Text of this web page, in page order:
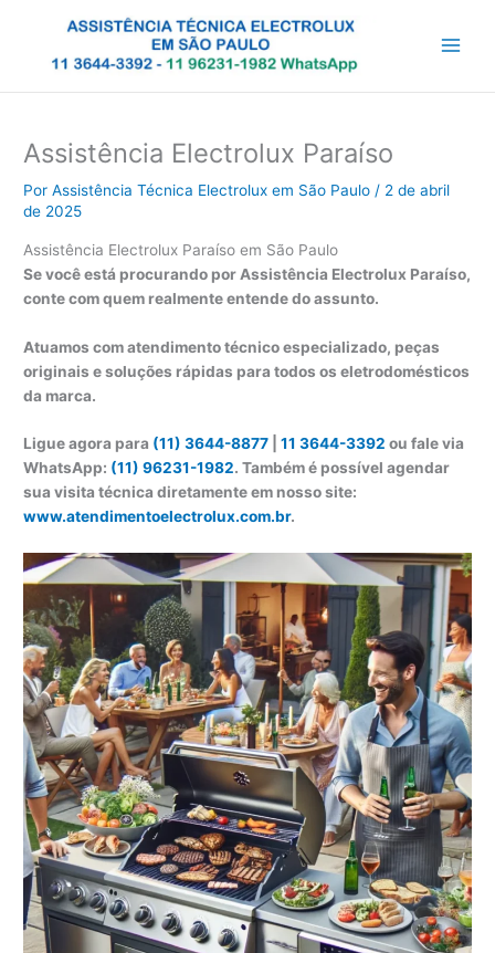
Assistência Electrolux Paraíso
PorAssistência Técnica Electrolux em São Paulo / 2 de abril
de 2025
Assistência Electrolux Paraíso em São Paulo
Se você está procurando por Assistência Electrolux Paraíso,
conte com quem realmente entende do assunto.
Atuamos com atendimento técnico especializado, peças
originais e soluções rápidas para todos os eletrodomésticos
da marca.
Ligue agora para (11) 3644-8877 |11 3644-3392 ou fale via
WhatsApp: (11) 96231-1982. Também é possível agendar
sua visita técnica diretamente em nosso site:
www.atendimentoelectrolux.com.br.